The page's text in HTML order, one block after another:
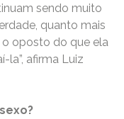
sendo muito
quanto mais
o oposto do que ela
la”, afirma Luiz